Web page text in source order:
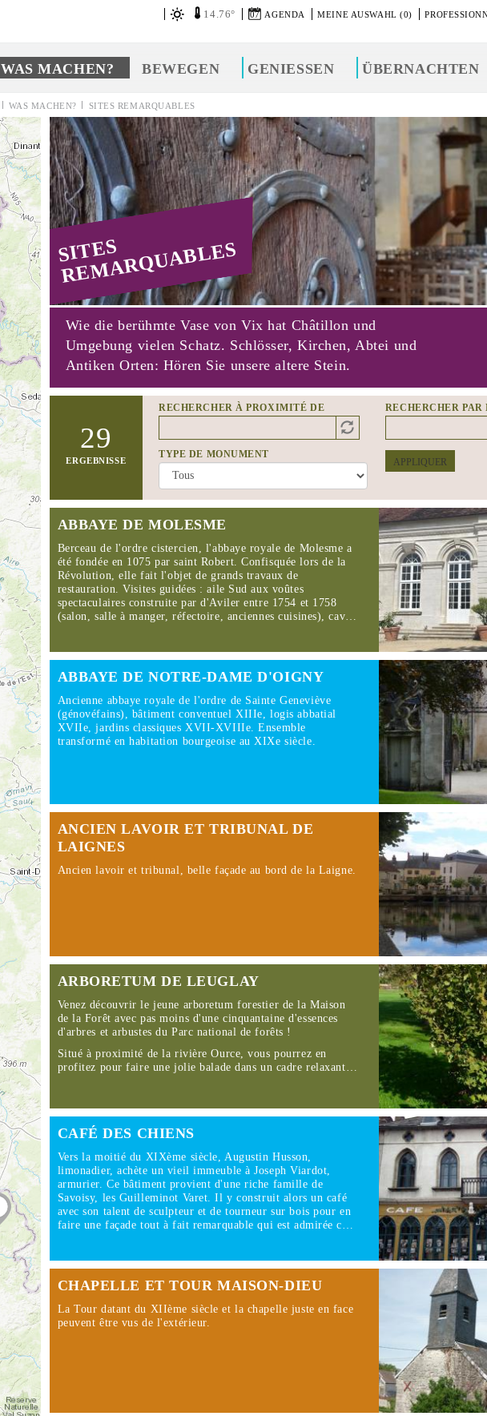
14.76° 07 AGENDA MEINE AUSWAHL (0)
WAS MACHEN? BEWEGEN GENIESSEN ÜBERNACHTEN
| WAS MACHEN? | SITES REMARQUABLES
SITES
REMARQUABLES
Wie die berühmte Vase von Vix hat Châtillon und
Umgebung vielen Schatz. Schlösser, Kirchen, Abtei und
Antiken Orten: Hören Sie unsere altere Stein.
29
ERGEBNISSE
RECHERCHER À PROXIMITÉ DE RECHERCHER PAR
TYPE DE MONUMENT
APPLIQUER
ABBAYE DE MOLESME
Berceau de l'ordre cistercien, l'abbaye royale de Molesme a
été fondée en 1075 par saint Robert. Confisquée lors de la
Révolution, elle fait l'objet de grands travaux de
restauration. Visites guidées : aile Sud aux voûtes
spectaculaires construite par d'Aviler entre 1754 et 1758
(salon, salle à manger, réfectoire, anciennes cuisines), cav…
ABBAYE DE NOTRE-DAME D'OIGNY
Ancienne abbaye royale de l'ordre de Sainte Geneviève
(génovéfains), bâtiment conventuel XIIIe, logis abbatial
XVIIe, jardins classiques XVII-XVIIIe. Ensemble
transformé en habitation bourgeoise au XIXe siècle.
ANCIEN LAVOIR ET TRIBUNAL DE
LAIGNES
Ancien lavoir et tribunal, belle façade au bord de la Laigne.
ARBORETUM DE LEUGLAY
Venez découvrir le jeune arboretum forestier de la Maison
de la Forêt avec pas moins d'une cinquantaine d'essences
d'arbres et arbustes du Parc national de forêts !
Situé à proximité de la rivière Ource, vous pourrez en
profitez pour faire une jolie balade dans un cadre relaxant…
CAFÉ DES CHIENS
Vers la moitié du XIXème siècle, Augustin Husson,
limonadier, achète un vieil immeuble à Joseph Viardot,
armurier. Ce bâtiment provient d'une riche famille de
Savoisy, les Guilleminot Varet. Il y construit alors un café
avec son talent de sculpteur et de tourneur sur bois pour en
faire une façade tout à fait remarquable qui est admirée c…
CHAPELLE ET TOUR MAISON-DIEU
La Tour datant du XIIème siècle et la chapelle juste en face
peuvent être vus de l'extérieur.